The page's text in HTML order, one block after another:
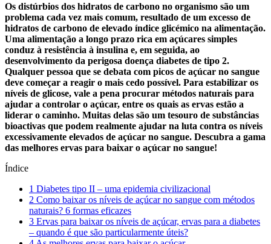
Os distúrbios dos hidratos de carbono no organismo são um
problema cada vez mais comum, resultado de um excesso de
hidratos de carbono de elevado índice glicémico na alimentação.
Uma alimentação a longo prazo rica em açúcares simples
conduz à resistência à insulina e, em seguida, ao
desenvolvimento da perigosa doença diabetes de tipo 2.
Qualquer pessoa que se debata com picos de açúcar no sangue
deve começar a reagir o mais cedo possível. Para estabilizar os
níveis de glicose, vale a pena procurar métodos naturais para
ajudar a controlar o açúcar, entre os quais as ervas estão a
liderar o caminho. Muitas delas são um tesouro de substâncias
bioactivas que podem realmente ajudar na luta contra os níveis
excessivamente elevados de açúcar no sangue. Descubra a gama
das melhores ervas para baixar o açúcar no sangue!
Índice
1 Diabetes tipo II – uma epidemia civilizacional
2 Como baixar os níveis de açúcar no sangue com métodos
naturais? 6 formas eficazes
3 Ervas para baixar os níveis de açúcar, ervas para a diabetes
– quando é que são particularmente úteis?